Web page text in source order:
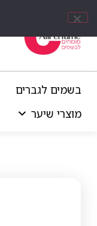
בשמים לגברים
מוצרי שיער